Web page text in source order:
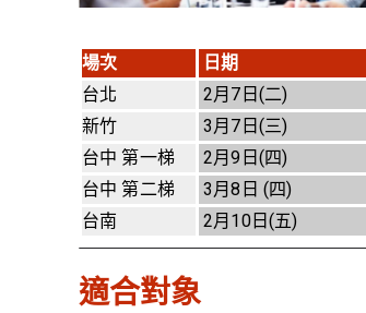
場次 日期
台北
2月7日(二)
新竹
3月7日(三)
台中 第一梯
2月9日(四)
台中 第二梯
3月8日 (四)
台南
2月10日(五)
適合對象